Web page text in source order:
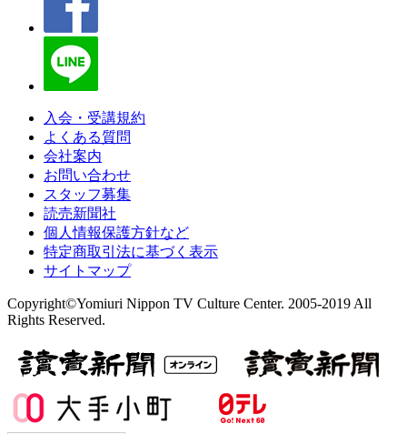
入会・受講規約
よくある質問
会社案内
お問い合わせ
スタッフ募集
読売新聞社
個人情報保護方針など
特定商取引法に基づく表示
サイトマップ
Copyright©Yomiuri Nippon TV Culture Center. 2005-2019 All
Rights Reserved.